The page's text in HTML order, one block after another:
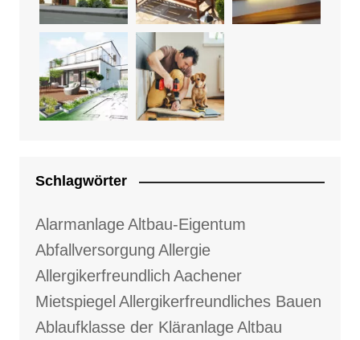
Schlagwörter
AlarmanlageAltbau-Eigentum
Abfallversorgung Allergie
Allergikerfreundlich Aachener
Mietspiegel Allergikerfreundliches Bauen
Ablaufklasse der KläranlageAltbau